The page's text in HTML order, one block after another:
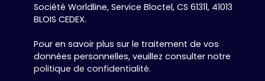
bus TAC 4 et 6 desservent le même arrêt, avec
correspondances vers Gaillard et Ville-la-Grand.
proches, permettent de rejoindre rapidement
Genève et l'ensemble de la région. L'autoroute
A40 est accessible en 3 minutes. Commerces de
Société Worldline, Service Bloctel, CS 61311, 41013
BLOIS CEDEX.
Pour en savoir plus sur le traitement de vos
données personnelles, veuillez consulter notre
politique de confidentialité.